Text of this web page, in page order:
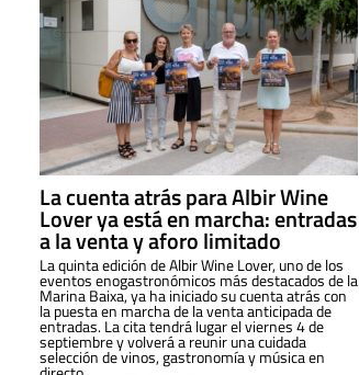
La cuenta atrás para Albir Wine
Lover ya está en marcha: entradas
a la venta y aforo limitado
La quinta edición de Albir Wine Lover, uno de los
eventos enogastronómicos más destacados de la
Marina Baixa, ya ha iniciado su cuenta atrás con
la puesta en marcha de la venta anticipada de
entradas. La cita tendrá lugar el viernes 4 de
septiembre y volverá a reunir una cuidada
selección de vinos, gastronomía y música en